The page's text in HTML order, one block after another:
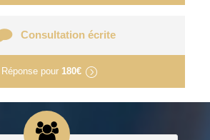
Consultation écrite
Réponse pour 180€